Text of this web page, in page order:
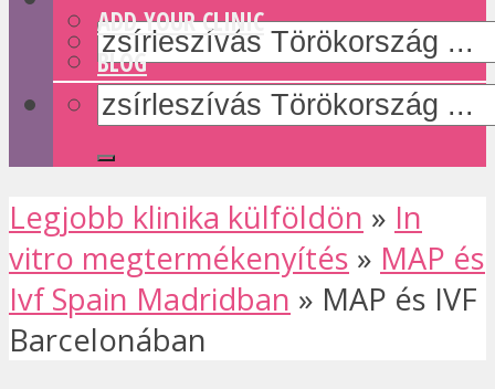
ADD YOUR CLINIC
BLOG
Legjobb klinika külföldön » In
vitro megtermékenyítés » MAP és
Ivf Spain Madridban » MAP és IVF
Barcelonában